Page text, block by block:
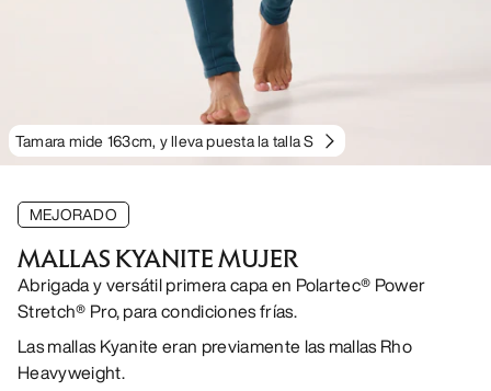
Tamara mide 163cm, y lleva puesta la talla S
MEJORADO
MALLAS KYANITE MUJER
Abrigada y versátil primera capa en Polartec® Power
Stretch® Pro, para condiciones frías.
Las mallas Kyanite eran previamente las mallas Rho
Heavyweight.